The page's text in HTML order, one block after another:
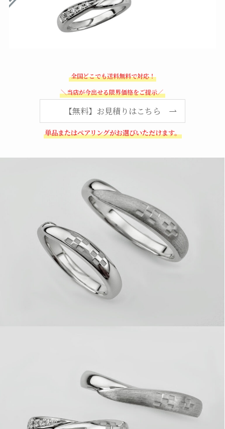
全国どこでも送料無料で対応！
＼当店が今出せる限界価格をご提示／
【無料】お見積りはこちら
単品またはペアリングがお選びいただけます。